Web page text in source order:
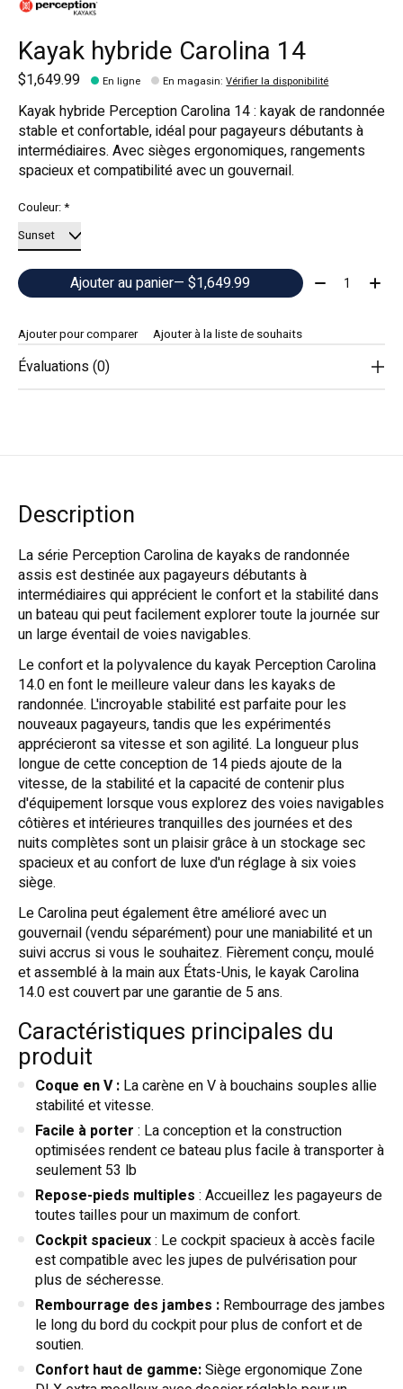
Kayak hybride Carolina 14
$1,649.99 En ligne En magasin:Vérifier la disponibilité
Kayak hybride Perception Carolina 14 : kayak de randonnée
stable et confortable, idéal pour pagayeurs débutants à
intermédiaires. Avec sièges ergonomiques, rangements
spacieux et compatibilité avec un gouvernail.
Couleur:*
Ajouter au panier — $1,649.99 Quantité:
Ajouter pour comparer Ajouter à la liste de souhaits
Évaluations (0)
Description
La série Perception Carolina de kayaks de randonnée
assis est destinée aux pagayeurs débutants à
intermédiaires qui apprécient le confort et la stabilité dans
un bateau qui peut facilement explorer toute la journée sur
un large éventail de voies navigables.
Le confort et la polyvalence du kayak Perception Carolina
14.0 en font le meilleure valeur dans les kayaks de
randonnée. L'incroyable stabilité est parfaite pour les
nouveaux pagayeurs, tandis que les expérimentés
apprécieront sa vitesse et son agilité. La longueur plus
longue de cette conception de 14 pieds ajoute de la
vitesse, de la stabilité et la capacité de contenir plus
d'équipement lorsque vous explorez des voies navigables
côtières et intérieures tranquilles des journées et des
nuits complètes sont un plaisir grâce à un stockage sec
spacieux et au confort de luxe d'un réglage à six voies
siège.
Le Carolina peut également être amélioré avec un
gouvernail (vendu séparément) pour une maniabilité et un
suivi accrus si vous le souhaitez. Fièrement conçu, moulé
et assemblé à la main aux États-Unis, le kayak Carolina
14.0 est couvert par une garantie de 5 ans.
Caractéristiques principales du
produit
Coque en V : La carène en V à bouchains souples allie
stabilité et vitesse.
Facile à porter : La conception et la construction
optimisées rendent ce bateau plus facile à transporter à
seulement 53 lb
Repose-pieds multiples : Accueillez les pagayeurs de
toutes tailles pour un maximum de confort.
Cockpit spacieux: Le cockpit spacieux à accès facile
est compatible avec les jupes de pulvérisation pour
plus de sécheresse.
Rembourrage des jambes : Rembourrage des jambes
le long du bord du cockpit pour plus de confort et de
soutien.
Confort haut de gamme:Siège ergonomique Zone